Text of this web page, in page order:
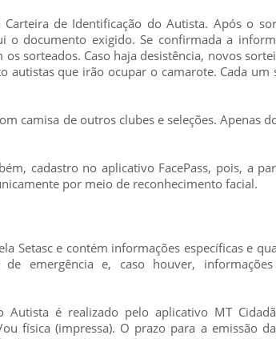
de Identificação do Autista. Após o
o documento exigido. Se confirmada a
sorteados. Caso haja desistência, novos
autistas que irão ocupar o camarote. Cada um
camisa de outros clubes e seleções. Apenas
cadastro no aplicativo FacePass, pois, a
por meio de reconhecimento facial.
Setasc e contém informações específicas e
emergência e, caso houver,
Autista é realizado pelo aplicativo MT
física (impressa). O prazo para a emissão